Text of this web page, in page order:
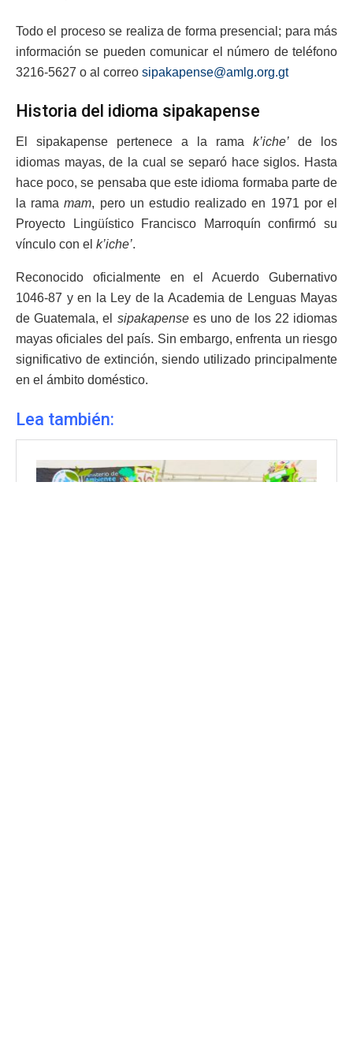
Todo el proceso se realiza de forma presencial; para más
información se pueden comunicar el número de teléfono
3216-5627 o al correo sipakapense@amlg.org.gt
Historia del idioma sipakapense
El sipakapense pertenece a la rama k’iche’ de los
idiomas mayas, de la cual se separó hace siglos. Hasta
hace poco, se pensaba que este idioma formaba parte de
la ramamam, pero un estudio realizado en 1971 por el
Proyecto Lingüístico Francisco Marroquín confirmó su
vínculo con el k’iche’.
Reconocido oficialmente en el Acuerdo Gubernativo
1046-87 y en la Ley de la Academia de Lenguas Mayas
de Guatemala, el sipakapensees uno de los 22 idiomas
mayas oficiales del país. Sin embargo, enfrenta un riesgo
significativo de extinción, siendo utilizado principalmente
en el ámbito doméstico.
Lea también: